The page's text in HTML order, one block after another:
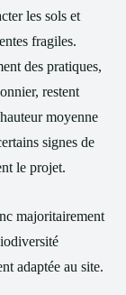
les sols et
fragiles.
des pratiques,
restent
moyenne
signes de
le projet.
majoritairement
adaptée au site.